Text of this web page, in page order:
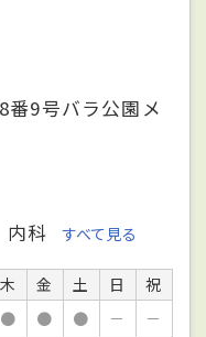
番9号バラ公園メ
内科 すべて見る
木 金 土 日
祝
● ● ● －
－